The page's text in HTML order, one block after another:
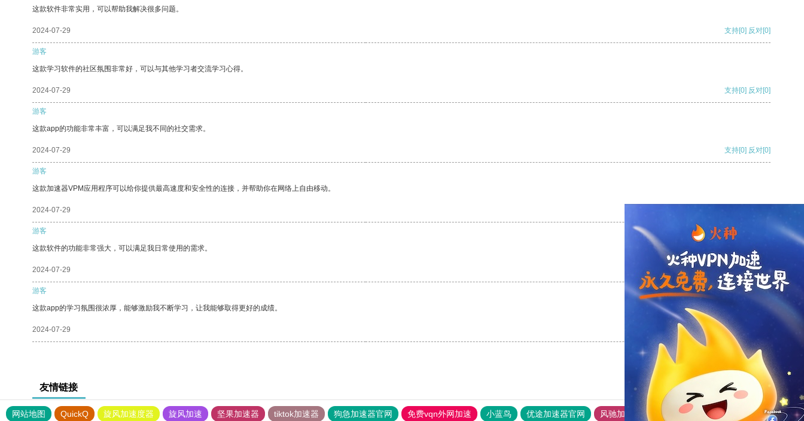
这款软件非常实用，可以帮助我解决很多问题。
2024-07-29 支持[0] 反对[0]
游客
这款学习软件的社区氛围非常好，可以与其他学习者交流学习心得。
2024-07-29 支持[0] 反对[0]
游客
这款app的功能非常丰富，可以满足我不同的社交需求。
2024-07-29 支持[0] 反对[0]
游客
这款加速器VPM应用程序可以给你提供最高速度和安全性的连接，并帮助你在网络上自由移动。
2024-07-29
游客
这款软件的功能非常强大，可以满足我日常使用的需求。
2024-07-29 支持 [0] 反对 [0]
游客
这款app的学习氛围很浓厚，能够激励我不断学习，让我能够取得更好的成绩。
2024-07-29 支持
友情链接
网站地图 QuickQ 旋风加速度器 旋风加速 坚果加速器 tiktok加速器 狗急加速器官网 免费vqn外网加速 小蓝鸟 优途加速器官网 风驰加速器 旋风加速器